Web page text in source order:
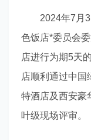
2024年7月
色饭店*委员会
店进行为期5天
店顺利通过中国
特酒店及西安豪
叶级现场评审。